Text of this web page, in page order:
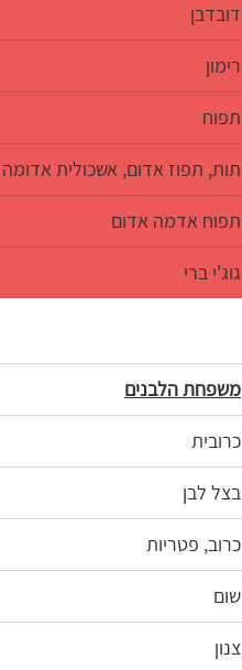
דובדבן
רימון
תפוח
תות, תפוז אדום, אשכולית אדומה
תפוח אדמה אדום
גוג'י ברי
משפחת הלבנים
כרובית
בצל לבן
כרוב, פטריות
שום
צנון